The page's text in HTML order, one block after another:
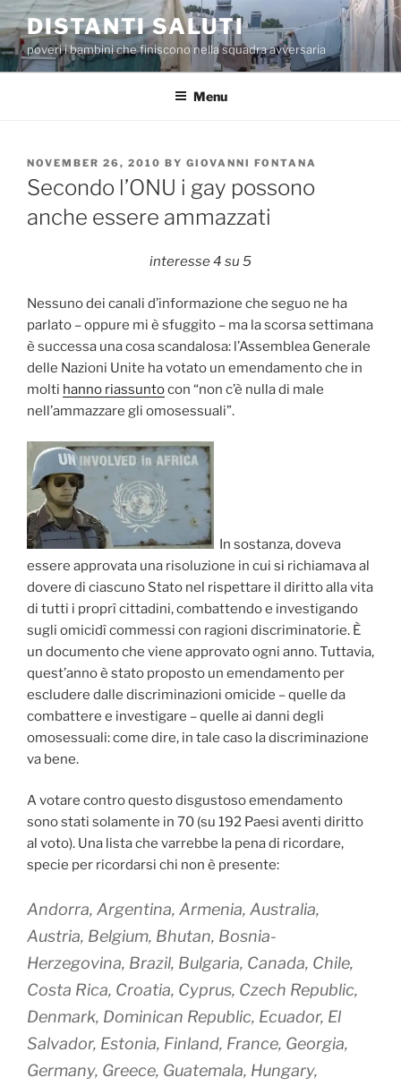
Skip
to
content
DISTANTI SALUTI
poveri i bambini che finiscono nella squadra avversaria
Menu
POSTED
ON
NOVEMBER 26, 2010 BY GIOVANNI FONTANA
Secondo l’ONU i gay possono
anche essere ammazzati
interesse 4 su 5
Nessuno dei canali d’informazione che seguo ne ha
parlato – oppure mi è sfuggito – ma la scorsa settimana
è successa una cosa scandalosa: l’Assemblea Generale
delle Nazioni Unite ha votato un emendamento che in
molti hanno riassuntocon “non c’è nulla di male
nell’ammazzare gli omosessuali”.
In sostanza, doveva
essere approvata una risoluzione in cui si richiamava al
dovere di ciascuno Stato nel rispettare il diritto alla vita
di tutti i proprî cittadini, combattendo e investigando
sugli omicidî commessi con ragioni discriminatorie. È
un documento che viene approvato ogni anno. Tuttavia,
quest’anno è stato proposto un emendamento per
escludere dalle discriminazioni omicide – quelle da
combattere e investigare – quelle ai danni degli
omosessuali: come dire, in tale caso la discriminazione
va bene.
A votare contro questo disgustoso emendamento
sono stati solamente in 70 (su 192 Paesi aventi diritto
al voto). Una lista che varrebbe la pena di ricordare,
specie per ricordarsi chi non è presente:
Andorra, Argentina, Armenia, Australia,
Austria, Belgium, Bhutan, Bosnia-
Herzegovina, Brazil, Bulgaria, Canada, Chile,
Costa Rica, Croatia, Cyprus, Czech Republic,
Denmark, Dominican Republic, Ecuador, El
Salvador, Estonia, Finland, France, Georgia,
Germany, Greece, Guatemala, Hungary,